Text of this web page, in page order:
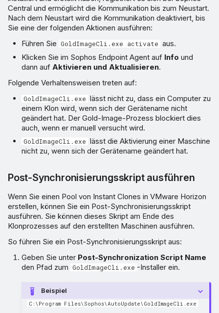
Central und ermöglicht die Kommunikation bis zum Neustart.
Nach dem Neustart wird die Kommunikation deaktiviert, bis
Sie eine der folgenden Aktionen ausführen:
Führen Sie GoldImageCli.exe activate aus.
Klicken Sie im Sophos Endpoint Agent auf Info und
dann aufAktivieren und Aktualisieren.
Folgende Verhaltensweisen treten auf:
GoldImageCli.exe lässt nicht zu, dass ein Computer zu
einem Klon wird, wenn sich der Gerätename nicht
geändert hat. Der Gold-Image-Prozess blockiert dies
auch, wenn er manuell versucht wird.
GoldImageCli.exe lässt die Aktivierung einer Maschine
nicht zu, wenn sich der Gerätename geändert hat.
Post-Synchronisierungsskript ausführen
Wenn Sie einen Pool von Instant Clones in VMware Horizon
erstellen, können Sie ein Post-Synchronisierungsskript
ausführen. Sie können dieses Skript am Ende des
Klonprozesses auf den erstellten Maschinen ausführen.
So führen Sie ein Post-Synchronisierungsskript aus:
Geben Sie unter Post-Synchronization Script Name
den Pfad zum GoldImageCli.exe -Installer ein.
Beispiel
C:\Program Files\Sophos\AutoUpdate\GoldImageCli.exe